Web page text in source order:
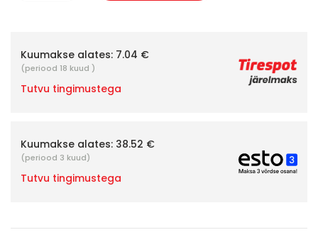
Kuumakse alates: 7.04 €
(periood 18 kuud )
Tutvu tingimustega
Kuumakse alates: 38.52 €
(periood 3 kuud)
Tutvu tingimustega